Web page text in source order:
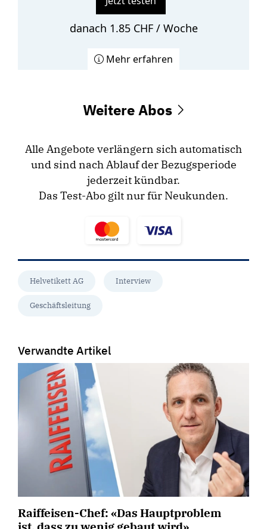
danach 1.85 CHF / Woche
Mehr erfahren
Weitere Abos
Alle Angebote verlängern sich automatisch
und sind nach Ablauf der Bezugsperiode
jederzeit kündbar.
Das Test-Abo gilt nur für Neukunden.
Helvetikett AG Interview
Geschäftsleitung
Verwandte Artikel
Raiffeisen-Chef: «Das Hauptproblem